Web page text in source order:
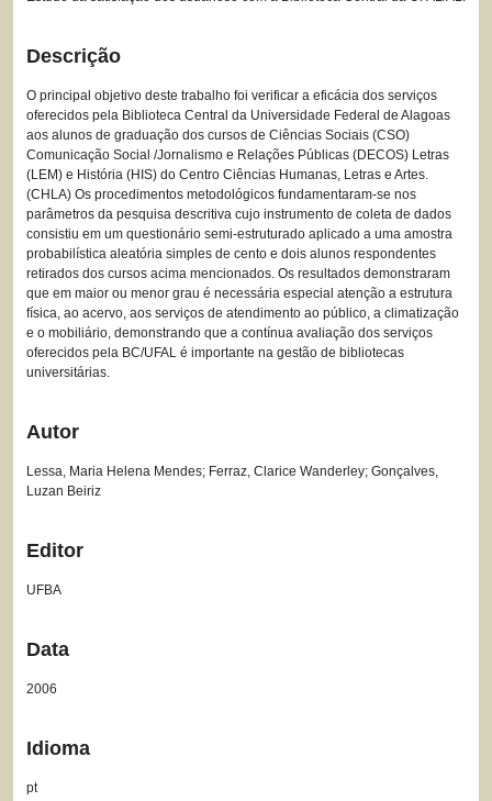
Descrição
O principal objetivo deste trabalho foi verificar a eficácia dos serviços
oferecidos pela Biblioteca Central da Universidade Federal de Alagoas
aos alunos de graduação dos cursos de Ciências Sociais (CSO)
Comunicação Social /Jornalismo e Relações Públicas (DECOS) Letras
(LEM) e História (HIS) do Centro Ciências Humanas, Letras e Artes.
(CHLA) Os procedimentos metodológicos fundamentaram-se nos
parâmetros da pesquisa descritiva cujo instrumento de coleta de dados
consistiu em um questionário semi-estruturado aplicado a uma amostra
probabilística aleatória simples de cento e dois alunos respondentes
retirados dos cursos acima mencionados. Os resultados demonstraram
que em maior ou menor grau é necessária especial atenção a estrutura
física, ao acervo, aos serviços de atendimento ao público, a climatização
e o mobiliário, demonstrando que a contínua avaliação dos serviços
oferecidos pela BC/UFAL é importante na gestão de bibliotecas
universitárias.
Autor
Lessa, Maria Helena Mendes; Ferraz, Clarice Wanderley; Gonçalves,
Luzan Beiriz
Editor
UFBA
Data
2006
Idioma
pt